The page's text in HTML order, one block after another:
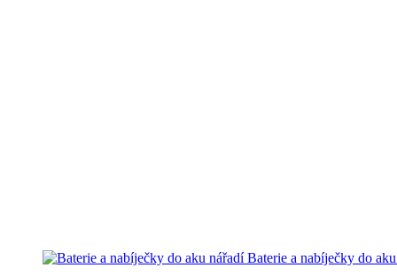
Baterie a nabíječky do